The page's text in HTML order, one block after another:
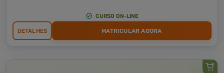
CURSO ON-LINE
DETALHES MATRICULAR AGORA